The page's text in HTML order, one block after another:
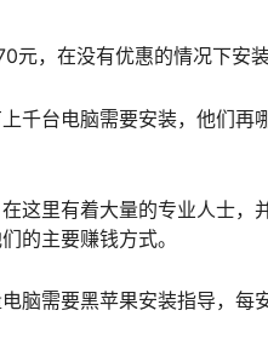
，在没有优惠的情况下安装
千台电脑需要安装，他们再
这里有着大量的专业人士，
的主要赚钱方式。
脑需要黑苹果安装指导，